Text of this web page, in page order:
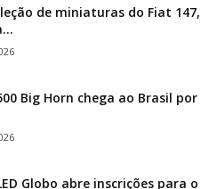
de miniaturas do Fiat 147,
Big Horn chega ao Brasil por
Globo abre inscrições para o